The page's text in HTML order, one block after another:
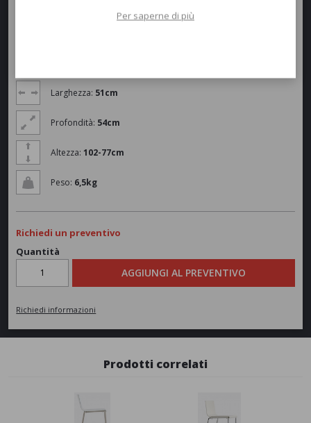
Larghezza: 51cm
Profondità: 54cm
Altezza:102-77cm
Peso: 6,5kg
Richiedi un preventivo
Quantità
AGGIUNGI AL PREVENTIVO
Richiedi informazioni
Prodotti correlati
Per saperne di più